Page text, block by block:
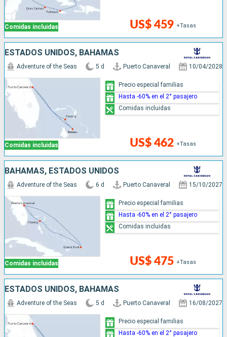
Comidas incluidas US$ 459 +Tasas
ESTADOS UNIDOS, BAHAMAS
Comidas incluidas
Adventure of the Seas 5 d Puerto Canaveral 10/04/2028
US$ 462 +Tasas
Precio especial familias
Hasta -60% en el 2° pasajero
Comidas incluidas
BAHAMAS, ESTADOS UNIDOS
Comidas incluidas
Adventure of the Seas 6 d Puerto Canaveral 15/10/2027
US$ 475 +Tasas
Precio especial familias
Hasta -60% en el 2° pasajero
Comidas incluidas
ESTADOS UNIDOS, BAHAMAS
Adventure of the Seas 5 d Puerto Canaveral 16/08/2027
Precio especial familias
Hasta -60% en el 2° pasajero